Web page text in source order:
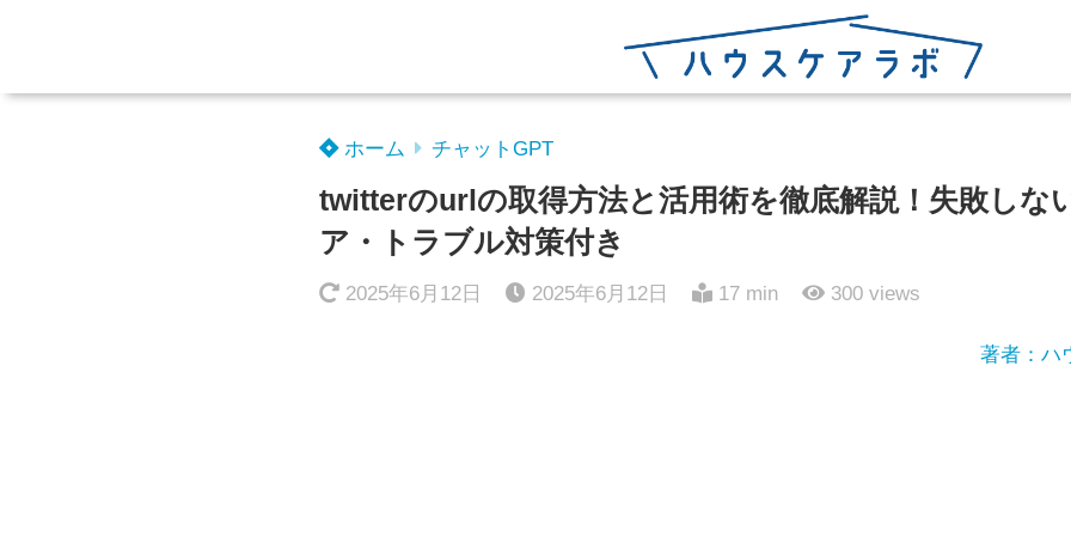
ホーム チャットGPT
twitterのurlの取得方法と活用術を徹底解説！失敗しな
ア・トラブル対策付き
2025年6月12日 2025年6月12日 17 min 300 views
著者：ハ